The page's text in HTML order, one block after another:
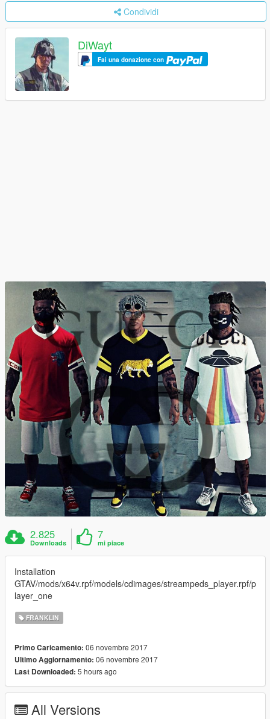
Condividi
DiWayt
Fai una donazione con
2.825
Downloads
7
mi piace
Installation
GTAV/mods/x64v.rpf/models/cdimages/streampeds_player.rpf/p
layer_one
FRANKLIN
Primo Caricamento: 06 novembre 2017
Ultimo Aggiornamento: 06 novembre 2017
Last Downloaded: 5 hours ago
All Versions